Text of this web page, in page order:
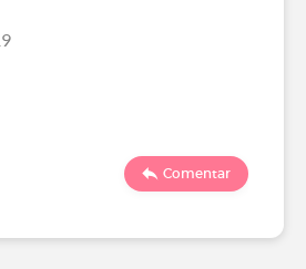
Comentar